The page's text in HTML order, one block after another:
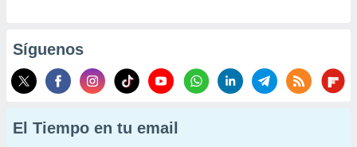
Síguenos
El Tiempo en tu email